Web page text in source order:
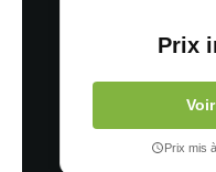
Prix
Prix mis